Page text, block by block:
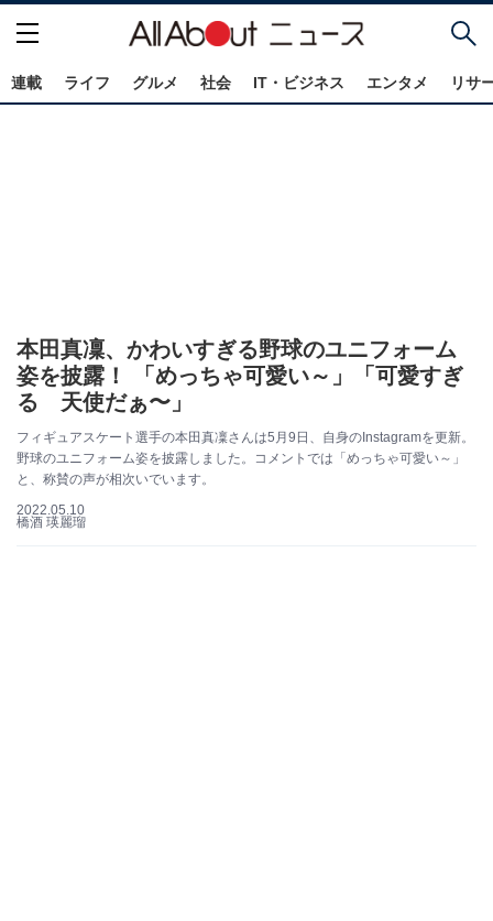
連載 ライフ グルメ 社会 IT・ビジネス エンタメ リサ
本田真凜、かわいすぎる野球のユニフォーム
姿を披露！ 「めっちゃ可愛い～」「可愛すぎ
る 天使だぁ〜」
フィギュアスケート選手の本田真凜さんは5月9日、自身のInstagramを更新。
野球のユニフォーム姿を披露しました。コメントでは「めっちゃ可愛い～」
と、称賛の声が相次いでいます。
2022.05.10
橋酒 瑛麗瑠